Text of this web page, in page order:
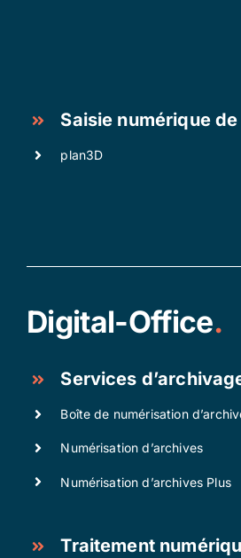
Saisie numérique de
plan3D
Digital-Office.
Services
Boîte de numérisation
Numérisation d’archives
Numérisation d’archives Plus
Traitement